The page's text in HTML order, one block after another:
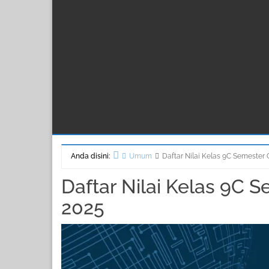
Anda disini:
Umum Daftar Nilai Kelas 9C Semester
Daftar Nilai Kelas 9C
2025